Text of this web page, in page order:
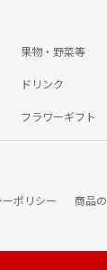
果物・野菜等
ドリンク
フラワーギフト
ポリシー 商品